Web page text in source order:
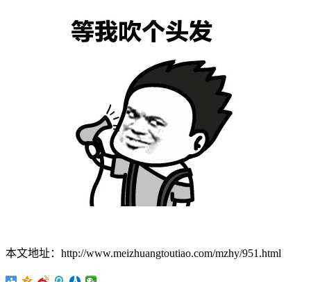
本文地址：http://www.meizhuangtoutiao.com/mzhy/951.html